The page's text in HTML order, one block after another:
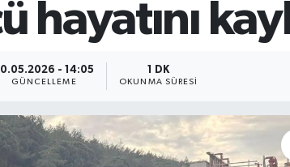
hayatını
- 14:05
GÜNCELLEME
1 DK
OKUNMA SÜRESI